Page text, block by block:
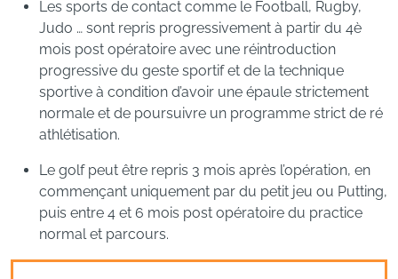
Les sports de contact comme le Football, Rugby,
Judo … sont repris progressivement à partir du 4è
mois post opératoire avec une réintroduction
progressive du geste sportif et de la technique
sportive à condition d’avoir une épaule strictement
normale et de poursuivre un programme strict de ré
athlétisation.
Le golf peut être repris 3 mois après l’opération, en
commençant uniquement par du petit jeu ou Putting,
puis entre 4 et 6 mois post opératoire du practice
normal et parcours.